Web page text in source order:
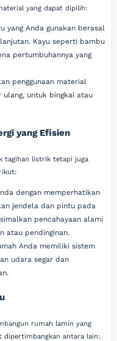
yang dapat dipilih:
yang Anda gunakan berasal
Kayu seperti bambu
pertumbuhannya yang
penggunaan material
untuk bingkai atau
yang Efisien
tagihan listrik tetapi juga
dengan memperhatikan
jendela dan pintu pada
pencahayaan alami
atau pendinginan.
Anda memiliki sistem
udara segar dan
rumah lamin yang
dipertimbangkan antara lain: